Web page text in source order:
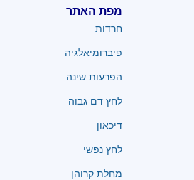
מפת האתר
חרדות
פיברומיאלגיה
הפרעות שינה
לחץ דם גבוה
דיכאון
לחץ נפשי
מחלת קרוהן